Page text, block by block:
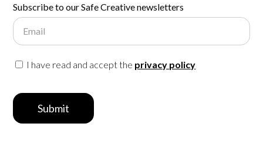
Subscribe to our Safe Creative newsletters
Email
I have read and accept the privacy policy
Submit